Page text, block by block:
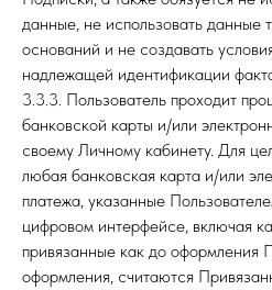
данные, не использовать данные
оснований и не создавать
надлежащей идентификации
3.3.3. Пользователь проходит
банковской карты и/или
своему Личному кабинету. Для
любая банковская карта и/или
платежа, указанные
цифровом интерфейсе, включая
привязанные как до оформления
оформления, считаются